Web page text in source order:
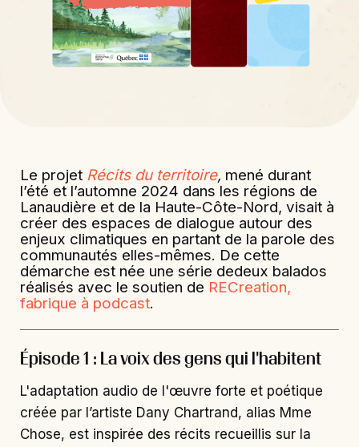
Le projet Récits du territoire, mené durant
l’été et l’automne 2024 dans les régions de
Lanaudière et de la Haute-Côte-Nord, visait à
créer des espaces de dialogue autour des
enjeux climatiques en partant de la parole des
communautés elles-mêmes. De cette
démarche est née une série dedeux balados
réalisés avec le soutien de RECreation,
fabrique à podcast.
Épisode 1 : La voix des gens qui l'habitent
L'adaptation audio de l'œuvre forte et poétique
créée par l’artiste Dany Chartrand, alias Mme
Chose, est inspirée des récits recueillis sur la